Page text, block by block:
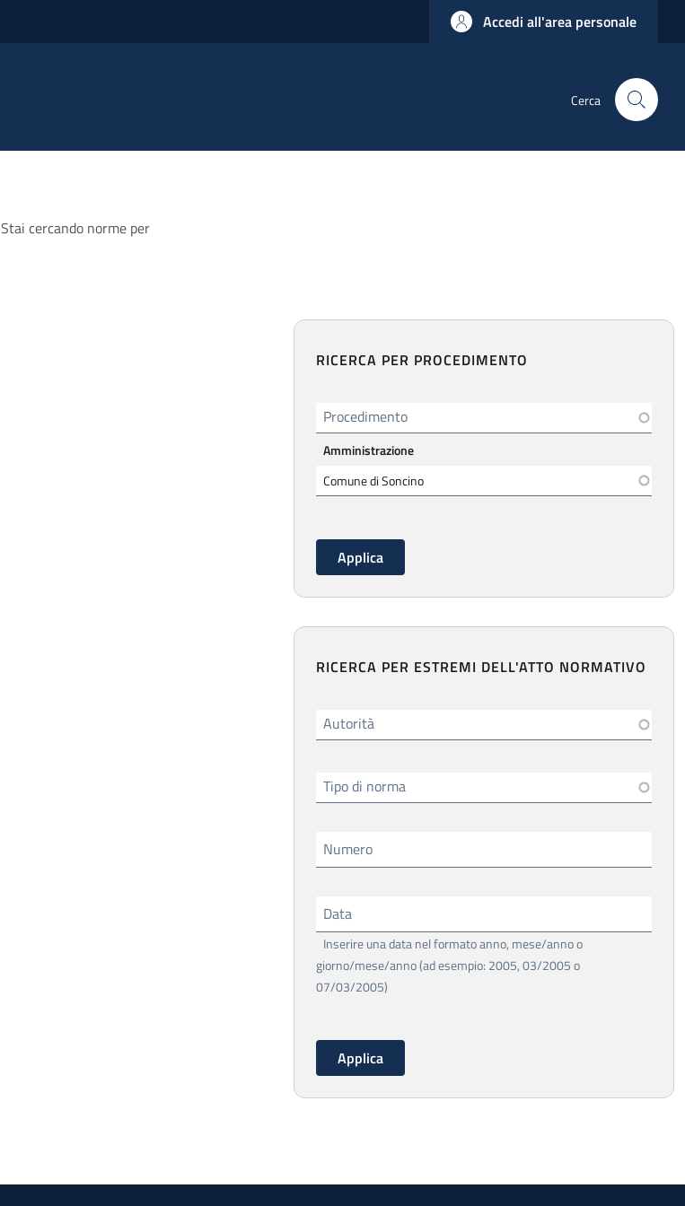
Accedi all'area personale
Cerca
Stai cercando norme per
RICERCA PER PROCEDIMENTO
Procedimento
Amministrazione
RICERCA PER ESTREMI DELL'ATTO NORMATIVO
Autorità
Tipo di norma
Numero
Data
Inserire una data nel formato anno, mese/anno o
giorno/mese/anno (ad esempio: 2005, 03/2005 o
07/03/2005)